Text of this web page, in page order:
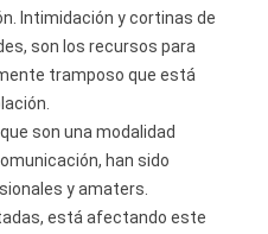
Intimidación y cortinas de
son los recursos para
tramposo que está
son una modalidad
han sido
y amaters.
está afectando este